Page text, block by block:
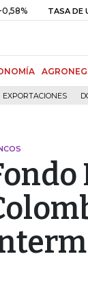
TASA DE USURA
EXPORTACIONES